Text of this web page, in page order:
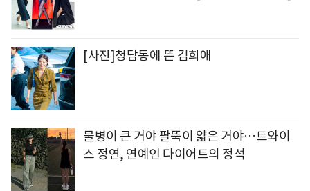
[사진]청담동에 뜬 김희애
물병이 큰 거야 팔뚝이 얇은 거야…트와이
스 정연, 연예인 다이어트의 정석